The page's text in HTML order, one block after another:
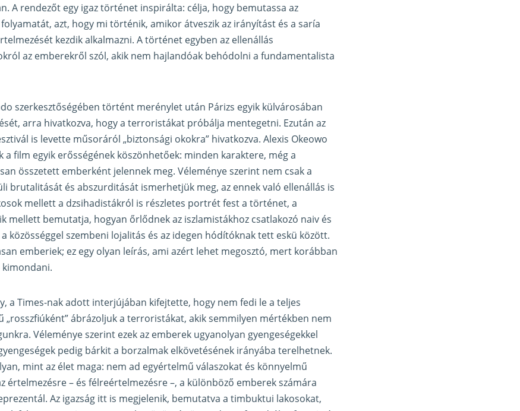
A rendezőt egy igaz történet inspirálta: célja, hogy bemutassa az
azt, hogy mi történik, amikor átveszik az irányítást és a saría
kezdik alkalmazni. A történet egyben az ellenállás
az emberekről szól, akik nem hajlandóak behódolni a fundamentalista
szerkesztőségében történt merénylet után Párizs egyik külvárosában
arra hivatkozva, hogy a terroristákat próbálja mentegetni. Ezután az
is levette műsoráról „biztonsági okokra” hivatkozva. Alexis Okeowo
a film egyik erősségének köszönhetőek: minden karaktere, még a
összetett emberként jelennek meg. Véleménye szerint nem csak a
brutalitását és abszurditását ismerhetjük meg, az ennek való ellenállás is
mellett a dzsihadistákról is részletes portrét fest a történet, a
mellett bemutatja, hogyan őrlődnek az iszlamistákhoz csatlakozó naiv és
közösséggel szembeni lojalitás és az idegen hódítóknak tett eskü között.
emberiek; ez egy olyan leírás, ami azért lehet megosztó, mert korábban
a Times-nak adott interjújában kifejtette, hogy nem fedi le a teljes
„rosszfiúként” ábrázoljuk a terroristákat, akik semmilyen mértékben nem
Véleménye szerint ezek az emberek ugyanolyan gyengeségekkel
pedig bárkit a borzalmak elkövetésének irányába terelhetnek.
mint az élet maga: nem ad egyértelmű válaszokat és könnyelmű
értelmezésre – és félreértelmezésre –, a különböző emberek számára
Az igazság itt is megjelenik, bemutatva a timbuktui lakosokat,